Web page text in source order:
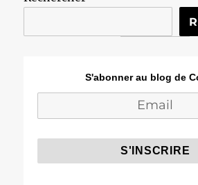
S'abonner au blog de